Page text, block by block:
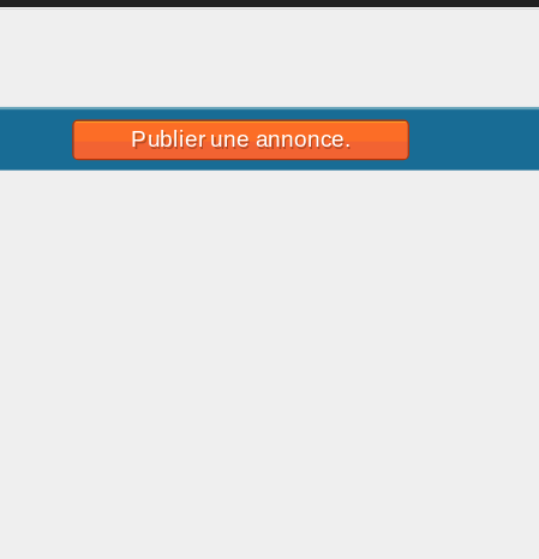
Publier une annonce.